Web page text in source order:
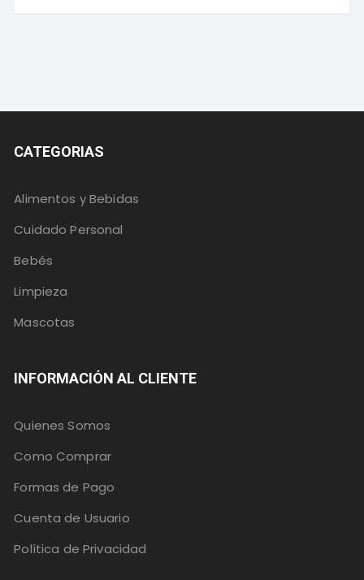
CATEGORIAS
Alimentos y Bebidas
Cuidado Personal
Bebés
Limpieza
Mascotas
INFORMACIÓN AL CLIENTE
Quienes Somos
Como Comprar
Formas de Pago
Cuenta de Usuario
Política de Privacidad